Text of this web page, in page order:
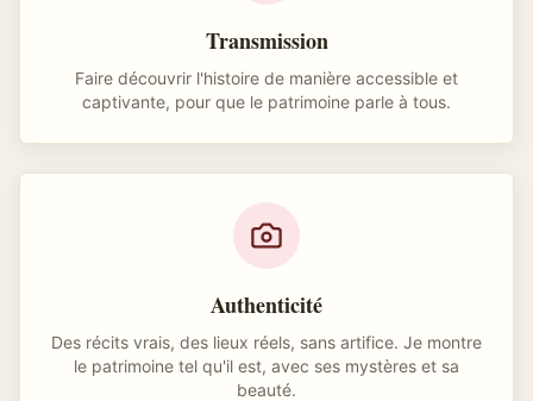
Transmission
Faire découvrir l'histoire de manière accessible et
captivante, pour que le patrimoine parle à tous.
Authenticité
Des récits vrais, des lieux réels, sans artifice. Je montre
le patrimoine tel qu'il est, avec ses mystères et sa
beauté.